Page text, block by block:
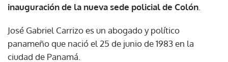
inauguración de la nueva sede policial de Colón.
José Gabriel Carrizo es un abogado y político
panameño que nació el 25 de junio de 1983 en la
ciudad de Panamá.